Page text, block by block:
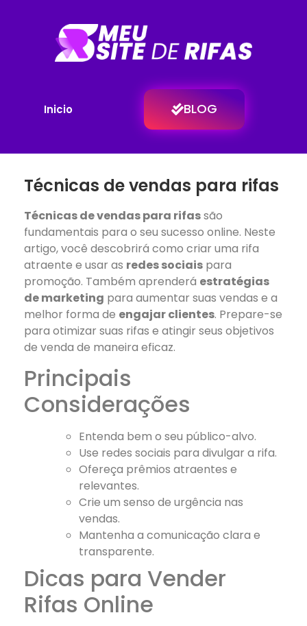
Inicio BLOG
Técnicas de vendas para rifas
Técnicas de vendas para rifassão
fundamentais para o seu sucesso online. Neste
artigo, você descobrirá como criar uma rifa
atraente e usar as redes sociais para
promoção. Também aprenderá estratégias
de marketing para aumentar suas vendas e a
melhor forma de engajar clientes. Prepare-se
para otimizar suas rifas e atingir seus objetivos
de venda de maneira eficaz.
Principais
Considerações
Entenda bem o seu público-alvo.
Use redes sociais para divulgar a rifa.
Ofereça prêmios atraentes e
relevantes.
Crie um senso de urgência nas
vendas.
Mantenha a comunicação clara e
transparente.
Dicas para Vender
Rifas Online